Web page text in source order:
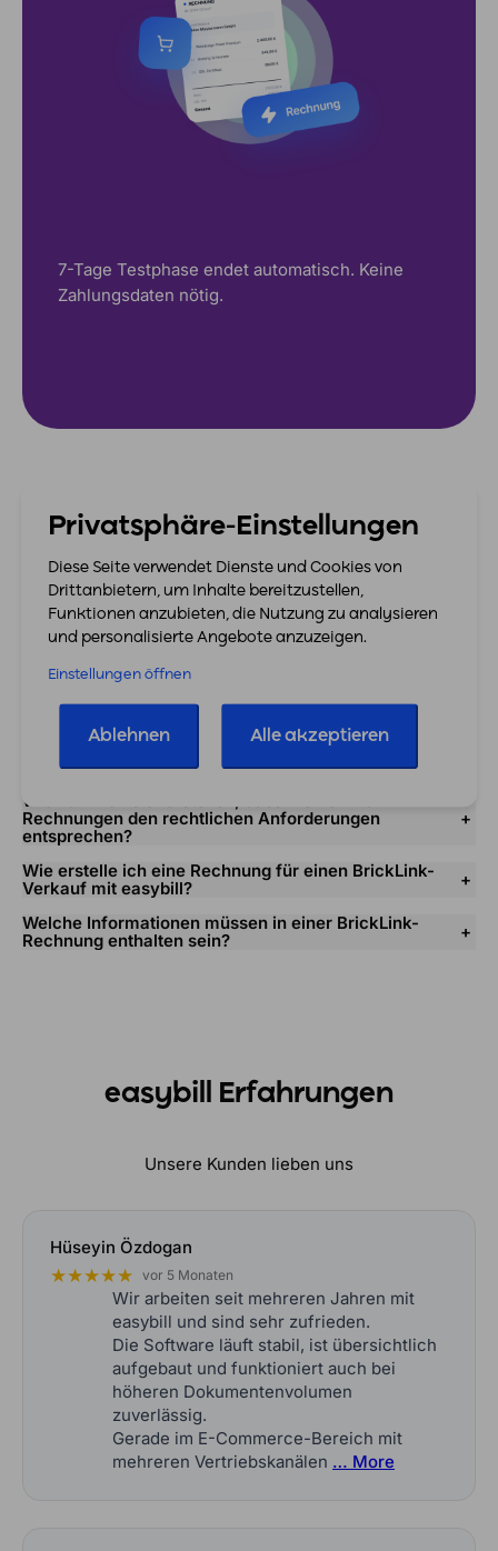
7-Tage Testphase endet automatisch. Keine
Zahlungsdaten nötig.
Häufig gestellte Fragenzu
easybill und BrickLink
Was ist BrickLink?
Wie sieht es mit der Umsatzsteuer aus, wenn ich
auf BrickLink verkaufe?
Wie kann ich sicherstellen, dass meine BrickLink-
Rechnungen den rechtlichen Anforderungen
entsprechen?
Wie erstelle ich eine Rechnung für einen BrickLink-
Verkauf mit easybill?
Welche Informationen müssen in einer BrickLink-
Rechnung enthalten sein?
easybill Erfahrungen
Unsere Kunden lieben uns
Hüseyin Özdogan
★★★★★ vor 5 Monaten
Wir arbeiten seit mehreren Jahren mit
easybill und sind sehr zufrieden.
Die Software läuft stabil, ist übersichtlich
aufgebaut und funktioniert auch bei
höheren Dokumentenvolumen
zuverlässig.
Gerade im E-Commerce-Bereich mit
mehreren Vertriebskanälen … More
Privatsphäre-Einstellungen
Diese Seite verwendet Dienste und Cookies von
Drittanbietern, um Inhalte bereitzustellen,
Funktionen anzubieten, die Nutzung zu analysieren
und personalisierte Angebote anzuzeigen.
Einstellungen öffnen
Ablehnen Alle akzeptieren